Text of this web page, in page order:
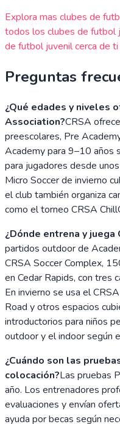
Explora mas clubes de
todos los clubes de futbol
de futbol juvenil cerca de ti
Preguntas
¿Qué edades y niveles
Association?CRSA
preescolares, Pre
Academy para 9–10 años
para jugadores desde
Micro Soccer de invierno
el club también organiza
como el torneo CRSA
¿Dónde entrena y juega
partidos outdoor de
CRSA Soccer Complex,
en Cedar Rapids, con tres
En invierno se usa el
Road y otros espacios
introductorios para niños
outdoor y el indoor según
¿Cuándo son las
colocación?Las pruebas
año. Los entrenadores
evaluaciones y envían
ayuda por becas según